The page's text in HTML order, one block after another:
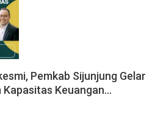
Pemkab Sijunjung Gelar
Keuangan…